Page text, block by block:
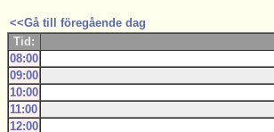
<<Gå till föregående dag
Tid:
08:00
09:00
10:00
11:00
12:00